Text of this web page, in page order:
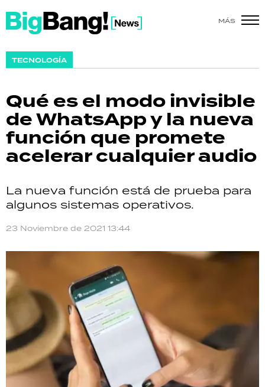
MÁS
TECNOLOGÍA
Qué es el modo invisible
de WhatsApp y la nueva
función que promete
acelerar cualquier audio
La nueva función está de prueba para
algunos sistemas operativos.
23 Noviembre de 2021 13:44
SHOW
ACTUALIDAD
POLICIALES
ECONOMÍA
GRAN HERMANO
SALUD
DEPORTES
TECNOLOGÍA
RECETAS
PALABRAS
HORÓSCOPO